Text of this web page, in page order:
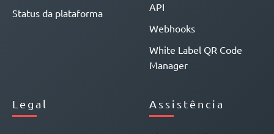
Status da plataforma
API
Webhooks
White Label QR Code
Manager
Legal Assistência